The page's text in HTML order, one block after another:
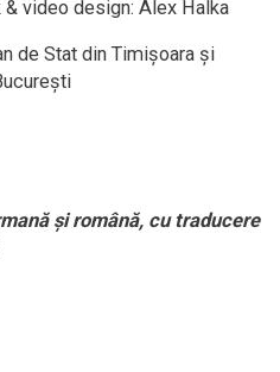
video design: Alex Halka
de Stat din Timișoara și
și română, cu traducere